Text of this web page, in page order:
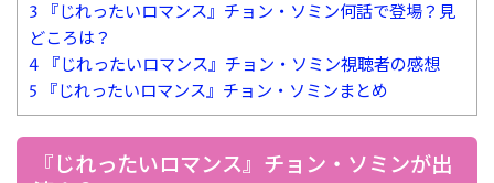
3 『じれったいロマンス』チョン・ソミン何話で登場？見
どころは？
4 『じれったいロマンス』チョン・ソミン視聴者の感想
5 『じれったいロマンス』チョン・ソミンまとめ
『じれったいロマンス』チョン・ソミンが出